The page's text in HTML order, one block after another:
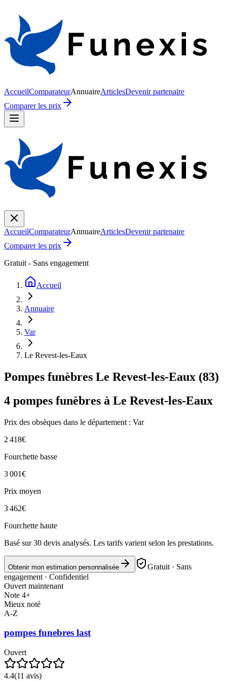
AccueilComparateurAnnuaireArticlesDevenir partenaire
Comparer les prix
AccueilComparateurAnnuaireArticlesDevenir partenaire
Comparer les prix
Gratuit - Sans engagement
Accueil
Annuaire
Var
Le Revest-les-Eaux
Pompes funèbres Le Revest-les-Eaux (83)
4 pompes funèbres à Le Revest-les-Eaux
Prix des obsèques dans le département : Var
2 418€
Fourchette basse
3 001€
Prix moyen
3 462€
Fourchette haute
Basé sur30 devis analysés. Les tarifs varient selon les prestations.
Obtenir mon estimation personnalisée
Gratuit · Sans
engagement · Confidentiel
Ouvert maintenant
Note 4+
Mieux noté
A-Z
pompes funebres last
Ouvert
4.4(11 avis)